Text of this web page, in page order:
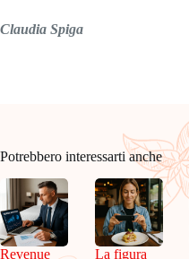
Claudia Spiga
Potrebbero interessarti anche
Revenue
La figura